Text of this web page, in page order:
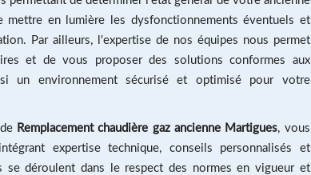
mettre en lumière les dysfonctionnements éventuels et
Par ailleurs, l'expertise de nos équipes nous permet
et de vous proposer des solutions conformes aux
un environnement sécurisé et optimisé pour votre
Remplacement chaudière gaz ancienne Martigues, vous
expertise technique, conseils personnalisés et
se déroulent dans le respect des normes en vigueur et